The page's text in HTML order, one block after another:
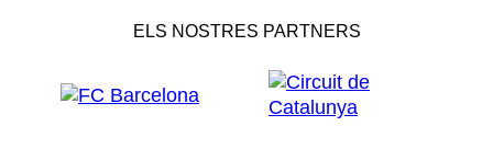
ELS NOSTRES PARTNERS